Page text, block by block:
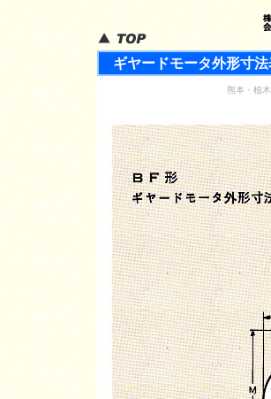
ギヤードモータ外形寸
熊本・植